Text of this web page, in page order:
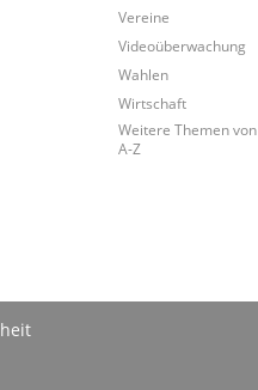
Vereine
Videoüberwachung
Wahlen
Wirtschaft
Weitere Themen von
A-Z